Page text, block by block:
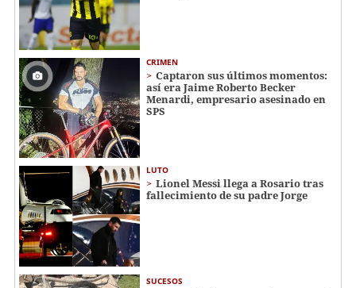
CRIMEN
Captaron sus últimos momentos:
así era Jaime Roberto Becker
Menardi​​​, empresario asesinado en
SPS
LUTO
Lionel Messi llega a Rosario tras
fallecimiento de su padre Jorge
SUCESOS